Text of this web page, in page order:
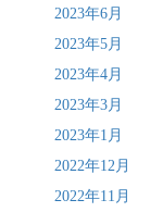
2023年6月
2023年5月
2023年4月
2023年3月
2023年1月
2022年12月
2022年11月